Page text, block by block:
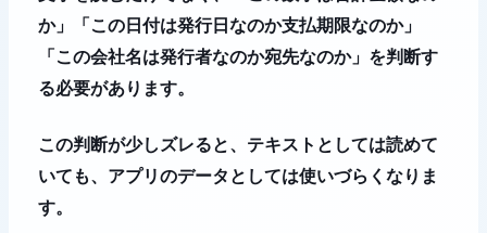
か」「この日付は発行日なのか支払期限なのか」
「この会社名は発行者なのか宛先なのか」を判断す
る必要があります。
この判断が少しズレると、テキストとしては読めて
いても、アプリのデータとしては使いづらくなりま
す。